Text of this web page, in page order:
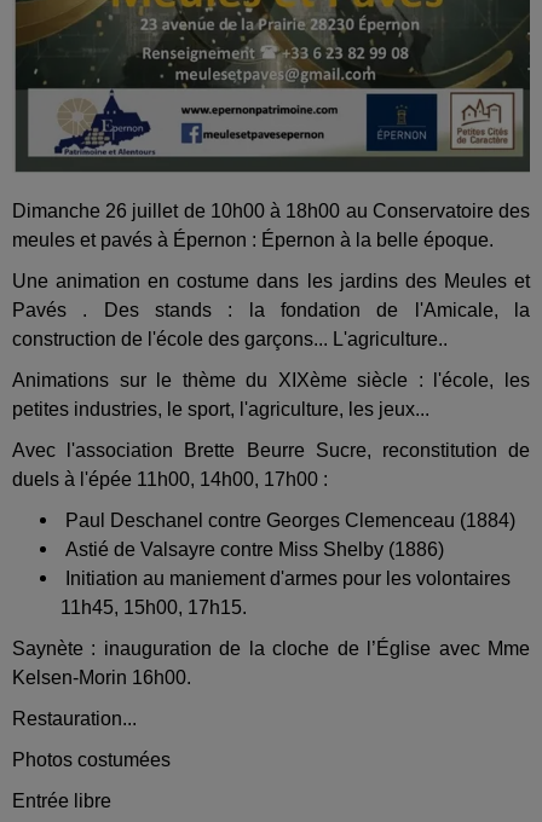
Dimanche 26 juillet de 10h00 à 18h00 au Conservatoire des
meules et pavés à Épernon : Épernon à la belle époque.
Une animation en costume dans les jardins des Meules et
Pavés . Des stands : la fondation de l'Amicale, la
construction de l'école des garçons... L'agriculture..
Animations sur le thème du XIXème siècle : l'école, les
petites industries, le sport, l'agriculture, les jeux...
Avec l'association Brette Beurre Sucre, reconstitution de
duels à l'épée 11h00, 14h00, 17h00 :
Paul Deschanel contre Georges Clemenceau (1884)
Astié de Valsayre contre Miss Shelby (1886)
Initiation au maniement d'armes pour les volontaires
11h45, 15h00, 17h15.
Saynète : inauguration de la cloche de l’Église avec Mme
Kelsen-Morin 16h00.
Restauration...
Photos costumées
Entrée libre